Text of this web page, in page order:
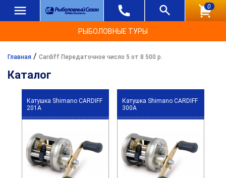
0
РЫБОЛОВНЫЕ ТУРЫ
Главная / Cardiff Передаточное число 5 от 8 500 р.
Каталог
Катушка Shimano CARDIFF
201A
Катушка Shimano CARDIFF
300A